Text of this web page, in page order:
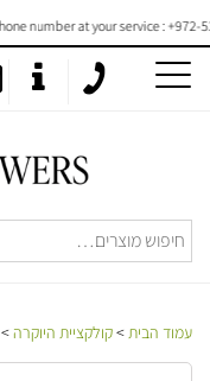
number at your service : +972-53-
עמוד הבית>קולקציית היוקרה> Blanc | D015